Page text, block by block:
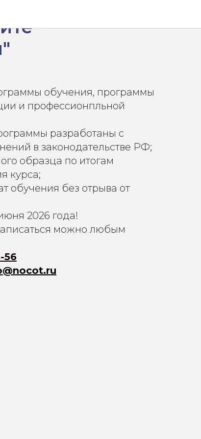
обучения, программы
и профессионпльной
разработаны с
в законодательстве РФ;
образца по итогам
курса;
обучения без отрыва от
2026 года!
можно любым
56